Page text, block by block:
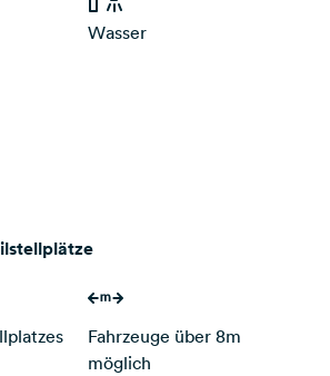
Wasser
Fahrzeuge über 8m
möglich